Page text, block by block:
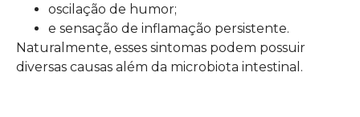
oscilação de humor;
e sensação de inflamação persistente.
Naturalmente, esses sintomas podem possuir
diversas causas além da microbiota intestinal.